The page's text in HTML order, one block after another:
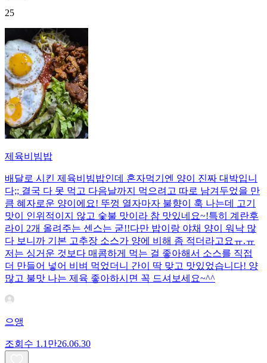
25
제육비빔밥
배달로 시킨 제육비빔밥인데 혼자먹기엔 양이 진짜 대박입니
다;; 결국 다 못 먹고 다음날까지 먹으려고 따로 남겨두었을 만
큼 혜자로운 양이에요! 뚜껑 열자마자 불향이 훅 나는데 고기
맛이 인위적이지 않고 숯불 맛이라 참 맛있네요~!특히 계란후
라이 2개 올려주는 센스는 굳!! ​다만 밥이랑 야채 양이 워낙 많
다 보니까 기본 고추장 소스가 양에 비해 좀 적더라고요ㅠ.ㅠ
저는 싱거운 것보다 매콤하게 먹는 걸 좋아해서 소스를 직접
더 만들어 넣어 비벼 먹었더니 간이 딱 맞고 맛있었습니다! 양
많고 불맛 나는 제육 좋아하시면 꼭 드셔보세요~^^
으앵
조회수 1.1만26.06.30